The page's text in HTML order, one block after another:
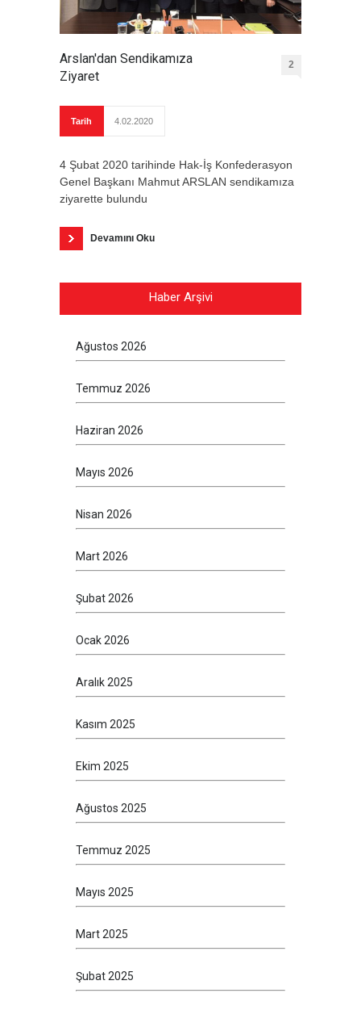
Arslan'dan Sendikamıza
Ziyaret
2
Tarih 4.02.2020
4 Şubat 2020 tarihinde Hak-İş Konfederasyon
Genel Başkanı Mahmut ARSLAN sendikamıza
ziyarette bulundu
Devamını Oku
Haber Arşivi
Ağustos 2026
Temmuz 2026
Haziran 2026
Mayıs 2026
Nisan 2026
Mart 2026
Şubat 2026
Ocak 2026
Aralık 2025
Kasım 2025
Ekim 2025
Ağustos 2025
Temmuz 2025
Mayıs 2025
Mart 2025
Şubat 2025